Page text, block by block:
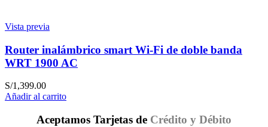
Vista previa
Router inalámbrico smart Wi-Fi de doble banda
WRT 1900 AC
S/1,399.00
Añadir al carrito
Aceptamos Tarjetas de Crédito y Débito